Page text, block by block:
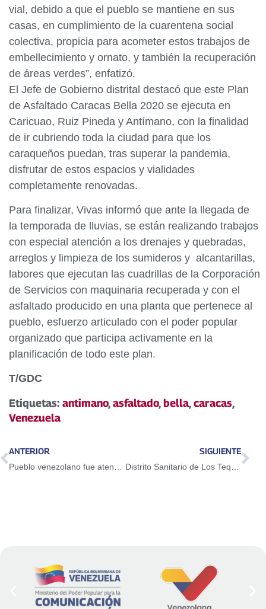
vial, debido a que el pueblo se mantiene en sus
casas, en cumplimiento de la cuarentena social
colectiva, propicia para acometer estos trabajos de
embellecimiento y ornato, y también la recuperación
de áreas verdes”, enfatizó.
El Jefe de Gobierno distrital destacó que este Plan
de Asfaltado Caracas Bella 2020 se ejecuta en
Caricuao, Ruiz Pineda y Antímano, con la finalidad
de ir cubriendo toda la ciudad para que los
caraqueños puedan, tras superar la pandemia,
disfrutar de estos espacios y vialidades
completamente renovadas.
Para finalizar, Vivas informó que ante la llegada de
la temporada de lluvias, se están realizando trabajos
con especial atención a los drenajes y quebradas,
arreglos y limpieza de los sumideros y alcantarillas,
labores que ejecutan las cuadrillas de la Corporación
de Servicios con maquinaria recuperada y con el
asfaltado producido en una planta que pertenece al
pueblo, esfuerzo articulado con el poder popular
organizado que participa activamente en la
planificación de todo este plan.
T/GDC
Etiquetas: antimano,asfaltado,bella,caracas,
Venezuela
ANTERIOR SIGUIENTE